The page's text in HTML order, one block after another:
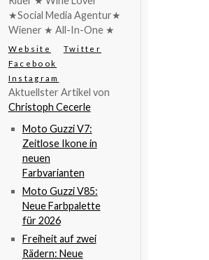
★Social Media Agentur★
Wiener ★ All-In-One ★
Website
Twitter
Facebook
Instagram
Aktuellster Artikel von
Christoph Cecerle
Moto Guzzi V7:
Zeitlose Ikone in
neuen
Farbvarianten
Moto Guzzi V85:
Neue Farbpalette
für 2026
Freiheit auf zwei
Rädern: Neue